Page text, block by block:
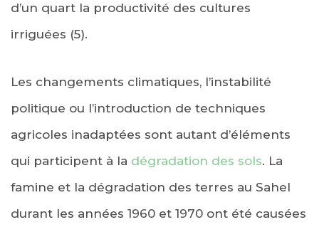
d’un quart la productivité des cultures
irriguées (5).
Les changements climatiques, l’instabilité
politique ou l’introduction de techniques
agricoles inadaptées sont autant d’éléments
qui participent à la dégradation des sols. La
famine et la dégradation des terres au Sahel
durant les années 1960 et 1970 ont été causées